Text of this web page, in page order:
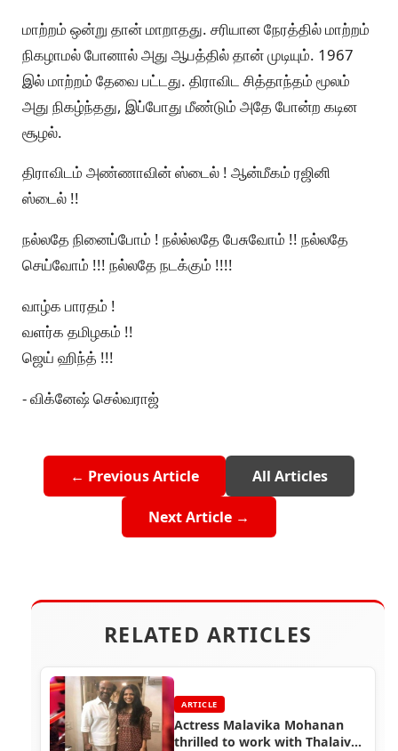
மாற்றம் ஒன்று தான் மாறாதது. சரியான நேரத்தில் மாற்றம்
நிகழாமல் போனால் அது ஆபத்தில் தான் முடியும். 1967
இல் மாற்றம் தேவை பட்டது. திராவிட சித்தாந்தம் மூலம்
அது நிகழ்ந்தது, இப்போது மீண்டும் அதே போன்ற கடின
சூழல்.
திராவிடம் அண்ணாவின் ஸ்டைல் ! ஆன்மீகம் ரஜினி
ஸ்டைல் !!
நல்லதே நினைப்போம் ! நல்ல்லதே பேசுவோம் !! நல்லதே
செய்வோம் !!! நல்லதே நடக்கும் !!!!
வாழ்க பாரதம் !
வளர்க தமிழகம் !!
ஜெய் ஹிந்த் !!!
- விக்னேஷ் செல்வராஜ்
← Previous Article All Articles
Next Article →
RELATED ARTICLES
ARTICLE
Actress Malavika Mohanan
thrilled to work with Thalaivar